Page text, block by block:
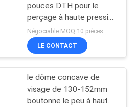
pouces DTH pour le
perçage à haute pression
de puits d'eau du
marteau DHD340
Négociable MOQ:10 pièces
LE CONTACT
le dôme concave de
visage de 130-152mm
boutonne le peu à haute